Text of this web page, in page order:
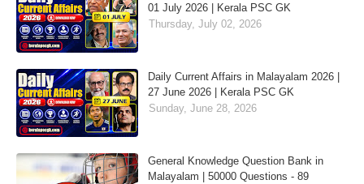
01 July 2026 | Kerala PSC GK
Thursday, July 02, 2026
Daily Current Affairs in Malayalam 2026 |
27 June 2026 | Kerala PSC GK
Sunday, June 28, 2026
General Knowledge Question Bank in
Malayalam | 50000 Questions - 89